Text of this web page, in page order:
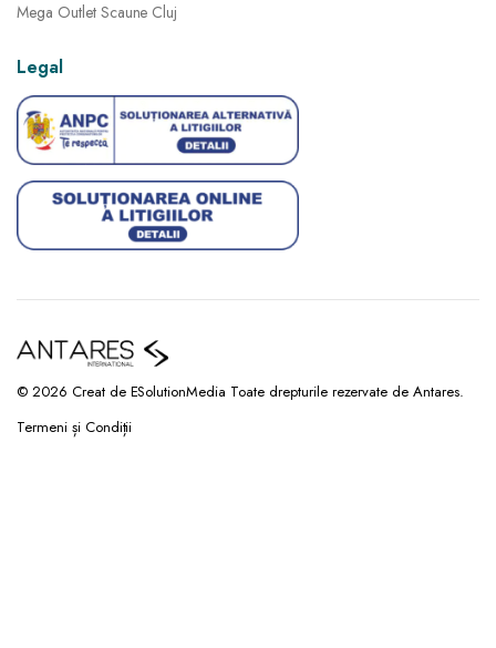
Mega Outlet Scaune Cluj
Legal
© 2026 Creat de ESolutionMedia Toate drepturile rezervate de Antares.
Termeni și Condiții